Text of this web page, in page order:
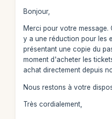
Bonjour,
Merci pour votre message.
y a une réduction pour les
présentant une copie du
moment d'acheter les
achat directement depuis
Nous restons à votre
Très cordialement,